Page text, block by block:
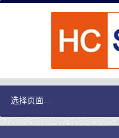
选择页面...